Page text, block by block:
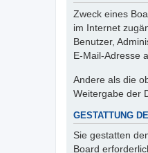
Zweck eines
im Internet
Benutzer,
E-Mail-Adresse
Andere als die
Weitergabe der
GESTATTUNG
Sie gestatten
Board